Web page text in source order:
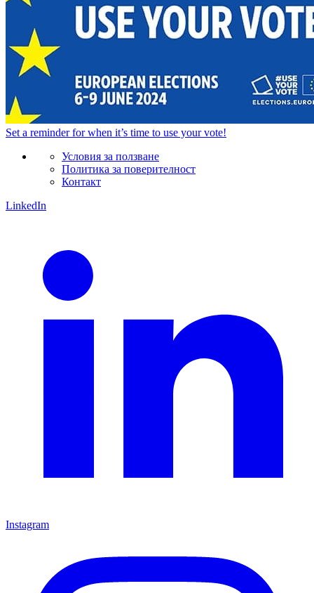
Set a reminderfor when it’s time to use your vote!
Условия за ползване
Политика за поверителност
Контакт
LinkedIn
Instagram